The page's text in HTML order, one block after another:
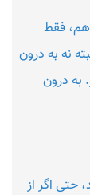
فقط
نه به درون
به درون
حتی اگر از